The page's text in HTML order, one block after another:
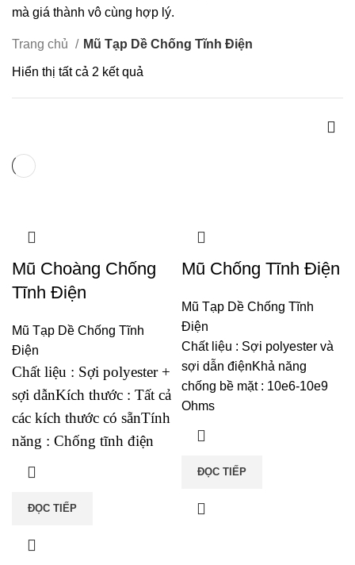
mà giá thành vô cùng hợp lý.
Trang chủ Mũ Tạp Dề Chống Tĩnh Điện
Hiển thị tất cả 2 kết quả
Mũ Choàng Chống
Tĩnh Điện
Mũ Tạp Dề Chống Tĩnh
Điện
Chất liệu : Sợi polyester +
sợi dẫnKích thước : Tất cả
các kích thước có sẵnTính
năng : Chống tĩnh điện
ĐỌC TIẾP
Mũ Chống Tĩnh Điện
Mũ Tạp Dề Chống Tĩnh
Điện
Chất liệu : Sợi polyester và
sợi dẫn điệnKhả năng
chống bề mặt : 10e6-10e9
Ohms
ĐỌC TIẾP